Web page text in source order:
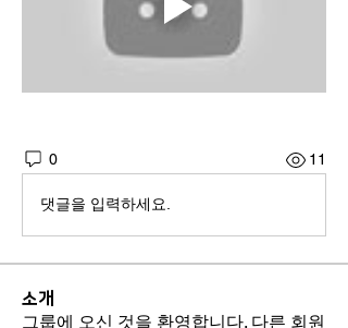
0 11
댓글을 입력하세요.
소개
그룹에 오신 것을 환영합니다. 다른 회원